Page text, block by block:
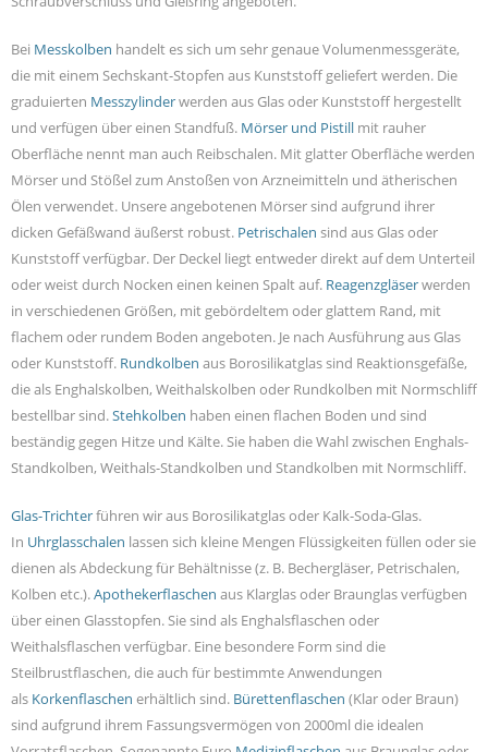
Bei Messkolben handelt es sich um sehr genaue Volumenmessgeräte,
die mit einem Sechskant-Stopfen aus Kunststoff geliefert werden. Die
graduierten Messzylinderwerden aus Glas oder Kunststoff hergestellt
und verfügen über einen Standfuß. Mörser und Pistill mit rauher
Oberfläche nennt man auch Reibschalen. Mit glatter Oberfläche werden
Mörser und Stößel zum Anstoßen von Arzneimitteln und ätherischen
Ölen verwendet. Unsere angebotenen Mörser sind aufgrund ihrer
dicken Gefäßwand äußerst robust. Petrischalen sind aus Glas oder
Kunststoff verfügbar. Der Deckel liegt entweder direkt auf dem Unterteil
oder weist durch Nocken einen keinen Spalt auf. Reagenzgläserwerden
in verschiedenen Größen, mit gebördeltem oder glattem Rand, mit
flachem oder rundem Boden angeboten. Je nach Ausführung aus Glas
oder Kunststoff. Rundkolben aus Borosilikatglas sind Reaktionsgefäße,
die als Enghalskolben, Weithalskolben oder Rundkolben mit Normschliff
bestellbar sind.Stehkolben haben einen flachen Boden und sind
beständig gegen Hitze und Kälte. Sie haben die Wahl zwischen Enghals-
Standkolben, Weithals-Standkolben und Standkolben mit Normschliff.
Glas-Trichterführen wir aus Borosilikatglas oder Kalk-Soda-Glas.
In Uhrglasschalen lassen sich kleine Mengen Flüssigkeiten füllen oder sie
dienen als Abdeckung für Behältnisse (z. B. Bechergläser, Petrischalen,
Kolben etc.).Apothekerflaschen aus Klarglas oder Braunglas verfügben
über einen Glasstopfen. Sie sind als Enghalsflaschen oder
Weithalsflaschen verfügbar. Eine besondere Form sind die
Steilbrustflaschen, die auch für bestimmte Anwendungen
als Korkenflaschen erhältlich sind. Bürettenflaschen (Klar oder Braun)
sind aufgrund ihrem Fassungsvermögen von 2000ml die idealen